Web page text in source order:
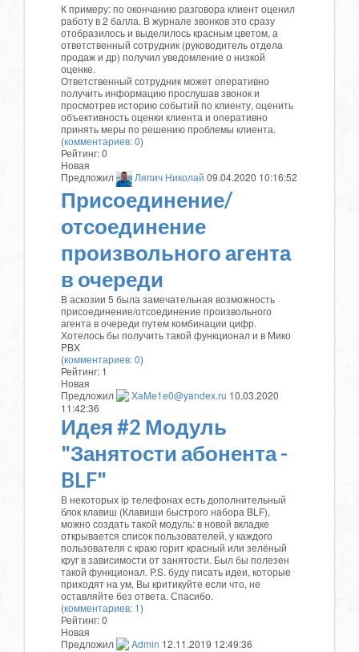
К примеру: по окончанию разговора клиент оценил
работу в 2 балла. В журнале звонков это сразу
отобразилось и выделилось красным цветом, а
ответственный сотрудник (руководитель отдела
продаж и др) получил уведомление о низкой
оценке.
Ответственный сотрудник может оперативно
получить информацию прослушав звонок и
просмотрев историю событий по клиенту, оценить
объективность оценки клиента и оперативно
принять меры по решению проблемы клиента.
(комментариев: 0)
Рейтинг:0
Новая
Предложил
Ляпич Николай 09.04.2020 10:16:52
Присоединение/
отсоединение
произвольного агента
в очереди
В аскозии 5 была замечательная возможность
присоединение/отсоединение произвольного
агента в очереди путем комбинации цифр.
Хотелось бы получить такой функционал и в Мико
PBX
(комментариев: 0)
Рейтинг: 1
Новая
Предложил
XaMe1e0@yandex.ru 10.03.2020
11:42:36
Идея #2 Модуль
"Занятости абонента -
BLF"
В некоторых ip телефонах есть дополнительный
блок клавиш (Клавиши быстрого набора BLF),
можно создать такой модуль: в новой вкладке
открывается список пользователей, у каждого
пользователя с краю горит красный или зелёный
круг в зависимости от занятости. Был бы полезен
такой функционал. P.S. буду писать идеи, которые
приходят на ум, Вы критикуйте если что, не
оставляйте без ответа. Спасибо.
(комментариев: 1)
Рейтинг:0
Новая
Предложил
Admin 12.11.2019 12:49:36